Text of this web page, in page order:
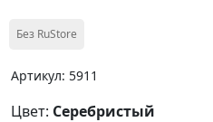
Без RuStore
Артикул: 5911
Цвет: Серебристый